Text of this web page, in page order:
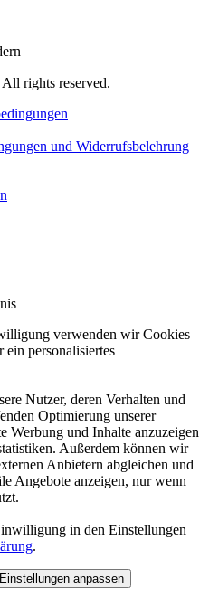
All rights reserved.
und Widerrufsbelehrung
verwenden wir Cookies
personalisiertes
Nutzer, deren Verhalten und
Optimierung unserer
Werbung und Inhalte anzuzeigen
Außerdem können wir
Anbietern abgleichen und
Angebote anzeigen, nur wenn
in den Einstellungen
.
Einstellungen anpassen